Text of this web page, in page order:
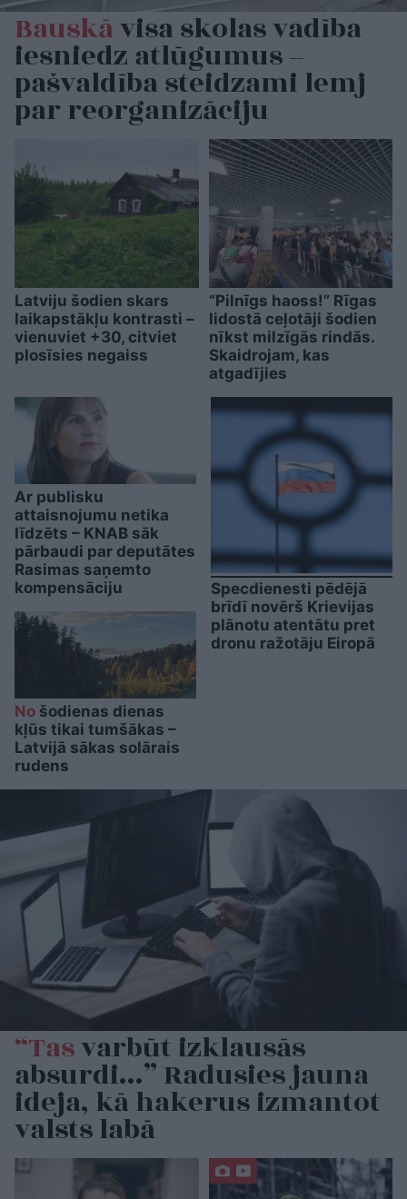
Bauskāvisa skolas vadība
iesniedz atlūgumus –
pašvaldība steidzami lemj
par reorganizāciju
Latviju šodien skars
laikapstākļu kontrasti –
vienuviet +30, citviet
plosīsies negaiss
“Pilnīgs haoss!” Rīgas
lidostā ceļotāji šodien
nīkst milzīgās rindās.
Skaidrojam, kas
atgadījies
Ar publisku
attaisnojumu netika
līdzēts – KNAB sāk
pārbaudi par deputātes
Rasimas saņemto
kompensāciju
No šodienas dienas
kļūs tikai tumšākas –
Latvijā sākas solārais
rudens
Specdienesti pēdējā
brīdī novērš Krievijas
plānotu atentātu pret
dronu ražotāju Eiropā
“Tasvarbūt izklausās
absurdi…” Radusies jauna
ideja, kā hakerus izmantot
valsts labā